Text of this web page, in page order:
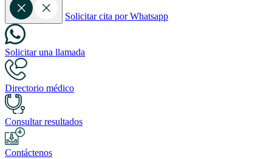
Solicitar cita por Whatsapp
Solicitar una llamada
Directorio médico
Consultar resultados
Contáctenos